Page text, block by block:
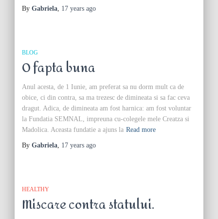
By Gabriela, 17 years ago
BLOG
O fapta buna
Anul acesta, de 1 Iunie, am preferat sa nu dorm mult ca de
obice, ci din contra, sa ma trezesc de dimineata si sa fac ceva
dragut. Adica, de dimineata am fost harnica: am fost voluntar
la Fundatia SEMNAL, impreuna cu-colegele mele Creatza si
Madolica. Aceasta fundatie a ajuns la Read more
By Gabriela, 17 years ago
HEALTHY
Miscare contra statului.